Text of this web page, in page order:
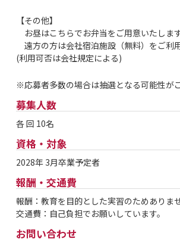
【その他】
お昼はこちらでお弁当をご用意いたします
遠方の方は会社宿泊施設（無料）をご利
(利用可否は会社規定による)
※応募者多数の場合は抽選となる可能性がご
募集人数
各 回 10名
資格・対象
2028年 3月卒業予定者
報酬・交通費
報酬：教育を目的とした実習のためありませ
交通費：自己負担でお願いしています。
お問い合わせ